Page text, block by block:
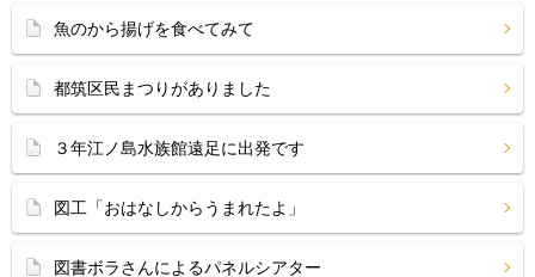
魚のから揚げを食べてみて
都筑区民まつりがありました
３年江ノ島水族館遠足に出発です
図工「おはなしからうまれたよ」
図書ボラさんによるパネルシアター